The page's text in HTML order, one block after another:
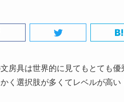
文房具は世界的に見てもとても
く選択肢が多くてレベルが高い